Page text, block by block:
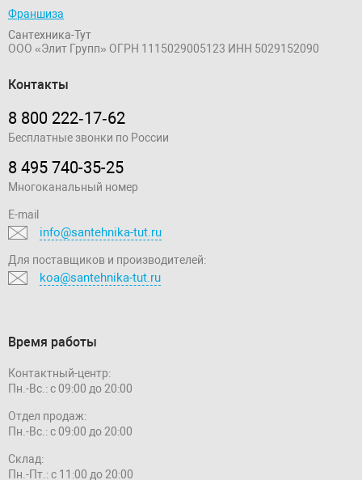
Франшиза
Сантехника-Тут
ООО «Элит Групп» ОГРН 1115029005123 ИНН 5029152090
Контакты
8 800 222‑17‑62
Бесплатные звонки по России
8 495 740-35-25
Многоканальный номер
E-mail
info@santehnika-tut.ru
Для поставщиков и производителей:
koa@santehnika-tut.ru
Время работы
Контактный-центр:
Пн.-Вс.: с 09:00 до 20:00
Отдел продаж:
Пн.-Вс.: с 09:00 до 20:00
Склад:
Пн.-Пт.: с 11:00 до 20:00